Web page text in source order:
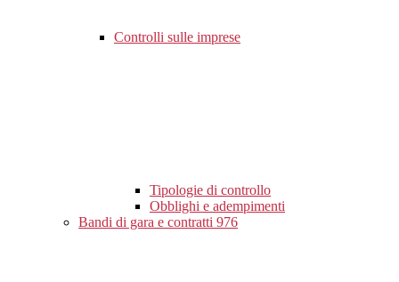
Controlli sulle imprese
Tipologie di controllo
Obblighi e adempimenti
Bandi di gara e contratti 976